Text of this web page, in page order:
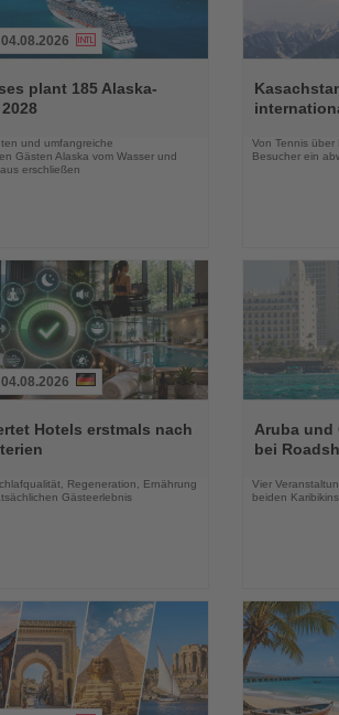
04.08.2026
plant 185 Alaska-
und umfangreiche
Gästen Alaska vom Wasser und
erschließen
Sie
die
Von Tennis über
Besucher ein
04.08.2026
Hotels erstmals nach
Regeneration, Ernährung
Gästeerlebnis
Sie
die
Aruba und
bei
Vier
beiden